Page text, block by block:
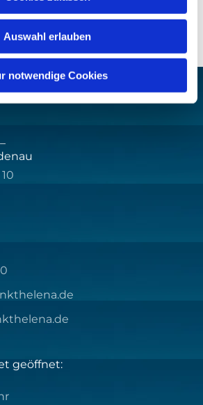
Auswahl erlauben
notwendige Cookies
geöffnet: